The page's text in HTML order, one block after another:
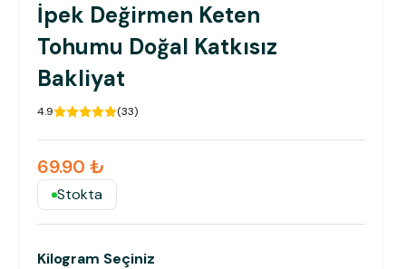
İpek Değirmen Keten
Tohumu Doğal Katkısız
Bakliyat
4.9 (33)
69.90 ₺
Stokta
Kilogram Seçiniz